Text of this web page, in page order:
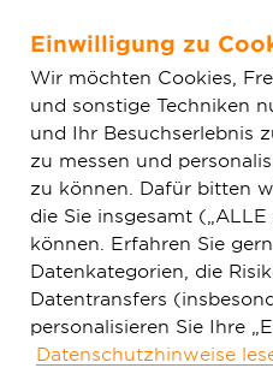
Zum Hauptinhalt
Aktuelles
Glasfaserausbau der Deutschen
Einwilligung zu
Wir möchten Cookies,
und sonstige Techniken
und Ihr Besuchserlebnis
zu messen und
zu können. Dafür bitten
die Sie insgesamt
können. Erfahren Sie
Datenkategorien, die
Datentransfers
personalisieren Sie Ihre
Datenschutzhinweise